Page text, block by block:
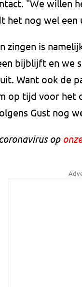
"We willen
het nog wel een
zingen is
bijblijft en we
Want ook de
op tijd voor
Gust nog
op